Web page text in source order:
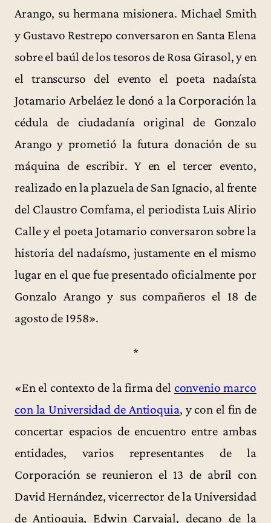
Arango, su hermana misionera. Michael Smith
y Gustavo Restrepo conversaron en Santa Elena
sobre el baúl de los tesoros de Rosa Girasol, y en
el transcurso del evento el poeta nadaísta
Jotamario Arbeláez le donó a la Corporación la
cédula de ciudadanía original de Gonzalo
Arango y prometió la futura donación de su
máquina de escribir. Y en el tercer evento,
realizado en la plazuela de San Ignacio, al frente
del Claustro Comfama, el periodista Luis Alirio
Calle y el poeta Jotamario conversaron sobre la
historia del nadaísmo, justamente en el mismo
lugar en el que fue presentado oficialmente por
Gonzalo Arango y sus compañeros el 18 de
agosto de 1958».
*
«En el contexto de la firma del convenio marco
con la Universidad de Antioquia, y con el fin de
concertar espacios de encuentro entre ambas
entidades, varios representantes de la
Corporación se reunieron el 13 de abril con
David Hernández, vicerrector de la Universidad
de Antioquia, Edwin Carvajal, decano de la